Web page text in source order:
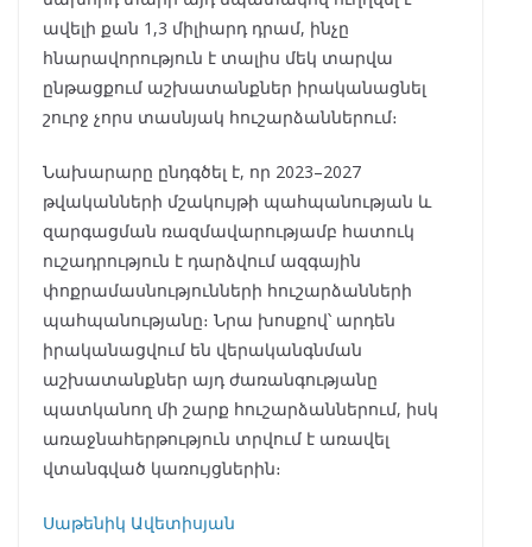
ավելի քան 1,3 միլիարդ դրամ, ինչը
հնարավորություն է տալիս մեկ տարվա
ընթացքում աշխատանքներ իրականացնել
շուրջ չորս տասնյակ հուշարձաններում։
Նախարարը ընդգծել է, որ 2023–2027
թվականների մշակույթի պահպանության և
զարգացման ռազմավարությամբ հատուկ
ուշադրություն է դարձվում ազգային
փոքրամասնությունների հուշարձանների
պահպանությանը։ Նրա խոսքով՝ արդեն
իրականացվում են վերականգնման
աշխատանքներ այդ ժառանգությանը
պատկանող մի շարք հուշարձաններում, իսկ
առաջնահերթություն տրվում է առավել
վտանգված կառույցներին։
Սաթենիկ Ավետիսյան